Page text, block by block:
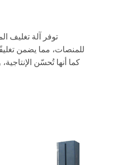
توفر آلة تغليف
للمنصات، مما يضمن
كما أنها تُحسّن